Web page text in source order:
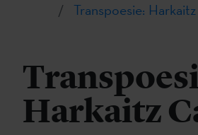
Transpoesie:
Harkaitz